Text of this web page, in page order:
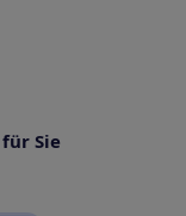
Sie